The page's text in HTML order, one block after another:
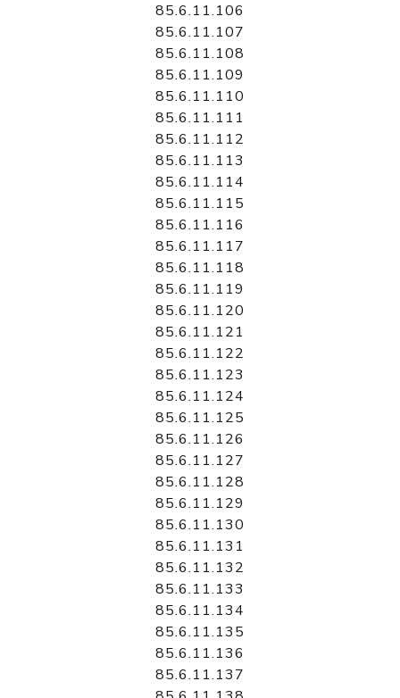
85.6.11.106
85.6.11.107
85.6.11.108
85.6.11.109
85.6.11.110
85.6.11.111
85.6.11.112
85.6.11.113
85.6.11.114
85.6.11.115
85.6.11.116
85.6.11.117
85.6.11.118
85.6.11.119
85.6.11.120
85.6.11.121
85.6.11.122
85.6.11.123
85.6.11.124
85.6.11.125
85.6.11.126
85.6.11.127
85.6.11.128
85.6.11.129
85.6.11.130
85.6.11.131
85.6.11.132
85.6.11.133
85.6.11.134
85.6.11.135
85.6.11.136
85.6.11.137